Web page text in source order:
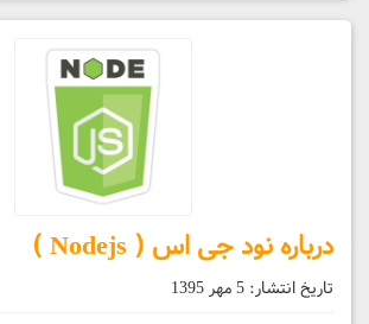
درباره نود جی اس ( Nodejs )
تاریخ انتشار: 5 مهر 1395